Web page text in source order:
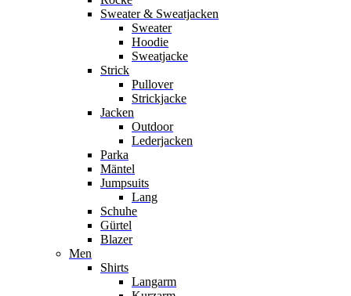
Sweater & Sweatjacken
Sweater
Hoodie
Sweatjacke
Strick
Pullover
Strickjacke
Jacken
Outdoor
Lederjacken
Parka
Mäntel
Jumpsuits
Lang
Schuhe
Gürtel
Blazer
Men
Shirts
Langarm